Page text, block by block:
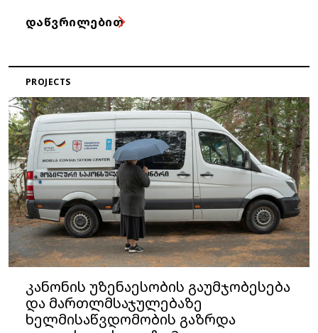
ᲓᲐᲬᲕᲠᲘᲚᲔᲑᲘᲗ
PROJECTS
კანონის უზენაესობის გაუმჯობესება
და მართლმსაჯულებაზე
ხელმისაწვდომობის გაზრდა